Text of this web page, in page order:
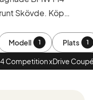
Skövde. Köp
Modell 1 Plats 1
Competition xDrive